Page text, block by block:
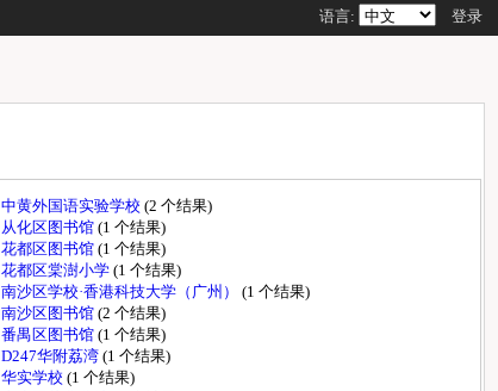
语言: 登录
中黄外国语实验学校(2 个结果)
从化区图书馆(1 个结果)
花都区图书馆(1 个结果)
花都区棠澍小学(1 个结果)
南沙区学校·香港科技大学（广州）(1 个结果)
南沙区图书馆(2 个结果)
番禺区图书馆(1 个结果)
D247华附荔湾(1 个结果)
华实学校(1 个结果)